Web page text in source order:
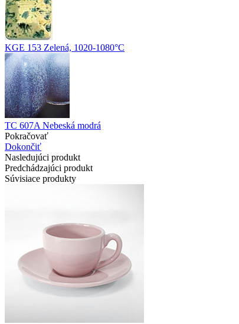
KGE 153 Zelená, 1020-1080°C
TC 607A Nebeská modrá
Pokračovať
Dokončiť
Nasledujúci produkt
Predchádzajúci produkt
Súvisiace produkty